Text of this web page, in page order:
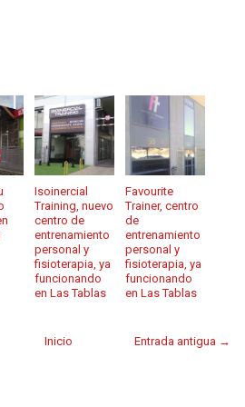
Isoinercial
Training, nuevo
centro de
entrenamiento
personal y
fisioterapia, ya
funcionando
en Las Tablas
Favourite
Trainer, centro
de
entrenamiento
personal y
fisioterapia, ya
funcionando
en Las Tablas
Entrada antigua →
Inicio